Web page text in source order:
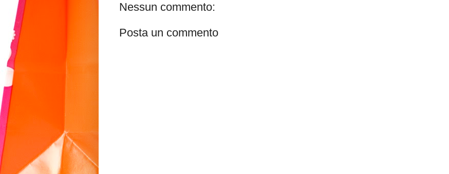
Nessun commento:
Posta un commento